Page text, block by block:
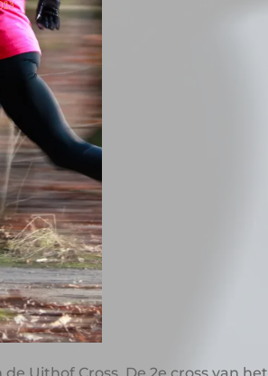
Uithof Cross. De 2e cross van het